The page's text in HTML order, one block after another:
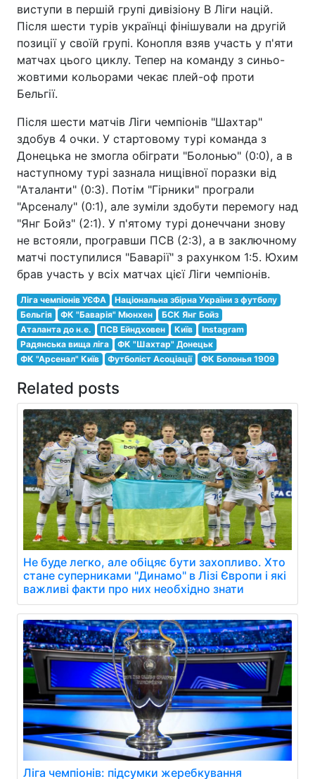
виступи в першій групі дивізіону B Ліги націй.
Після шести турів українці фінішували на другій
позиції у своїй групі. Конопля взяв участь у п'яти
матчах цього циклу. Тепер на команду з синьо-
жовтими кольорами чекає плей-оф проти
Бельгії.
Після шести матчів Ліги чемпіонів "Шахтар"
здобув 4 очки. У стартовому турі команда з
Донецька не змогла обіграти "Болонью" (0:0), а в
наступному турі зазнала нищівної поразки від
"Аталанти" (0:3). Потім "Гірники" програли
"Арсеналу" (0:1), але зуміли здобути перемогу над
"Янг Бойз" (2:1). У п'ятому турі донеччани знову
не встояли, програвши ПСВ (2:3), а в заключному
матчі поступилися "Баварії" з рахунком 1:5. Юхим
брав участь у всіх матчах цієї Ліги чемпіонів.
Ліга чемпіонів УЄФА
Національна збірна України з футболу
Бельгія
ФК "Баварія" Мюнхен
БСК Янг Бойз
Аталанта до н.е.
ПСВ Ейндховен Київ
Instagram
Радянська вища ліга
ФК "Шахтар" Донецьк
ФК "Арсенал" Київ
Футболіст Асоціації ФК Болонья 1909
Related posts
Не буде легко, але обіцяє бути захопливо. Хто
стане суперниками "Динамо" в Лізі Європи і які
важливі факти про них необхідно знати
Ліга чемпіонів: підсумки жеребкування